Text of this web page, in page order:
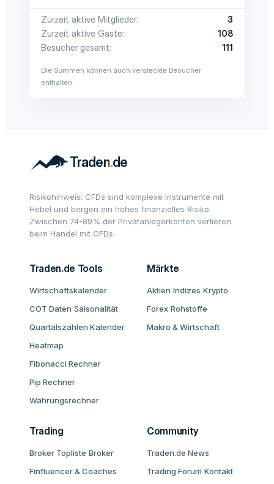
Zurzeit aktive Mitglieder
3
Zurzeit aktive Gäste
108
Besucher gesamt
111
Die Summen können auch versteckte Besucher
enthalten.
Risikohinweis: CFDs sind komplexe Instrumente mit
Hebel und bergen ein hohes finanzielles Risiko.
Zwischen 74-89% der Privatanlegerkonten verlieren
beim Handel mit CFDs.
Traden.de Tools
Wirtschaftskalender
COT Daten Saisonalität
Quartalszahlen Kalender
Heatmap
Fibonacci Rechner
Pip Rechner
Währungsrechner
Märkte
Aktien Indizes Krypto
Forex Rohstoffe
Makro & Wirtschaft
Trading
Broker Topliste Broker
Finfluencer & Coaches
Community
Traden.de News
Trading Forum Kontakt